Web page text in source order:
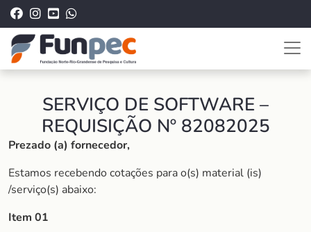
SERVIÇO DE SOFTWARE –
REQUISIÇÃO Nº 82082025
Prezado (a) fornecedor,
Estamos recebendo cotações para o(s) material (is)
/serviço(s) abaixo:
Item 01